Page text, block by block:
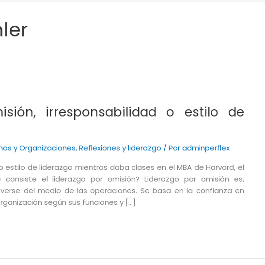
irresponsabilidad o estilo de
y Organizaciones,Reflexiones y liderazgo / Poradminperflex
estilo de liderazgo mientras daba clases en el MBA de Harvard, el
consiste el liderazgo por omisión? Liderazgo por omisión es,
del medio de las operaciones. Se basa en la confianza en
según sus funciones y […]